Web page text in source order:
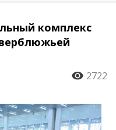
комплекс
2722